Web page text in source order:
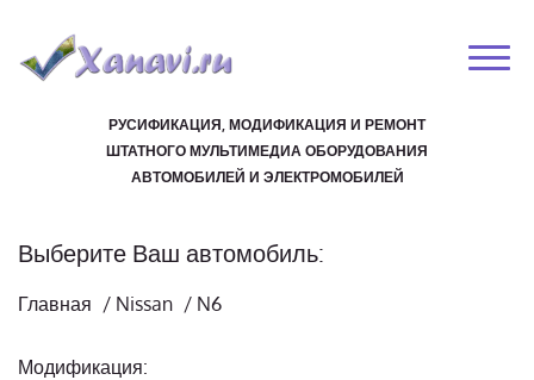
РУСИФИКАЦИЯ, МОДИФИКАЦИЯ И РЕМОНТ
ШТАТНОГО МУЛЬТИМЕДИА ОБОРУДОВАНИЯ
АВТОМОБИЛЕЙ И ЭЛЕКТРОМОБИЛЕЙ
Выберите Ваш автомобиль:
Главная / Nissan / N6
Модификация: